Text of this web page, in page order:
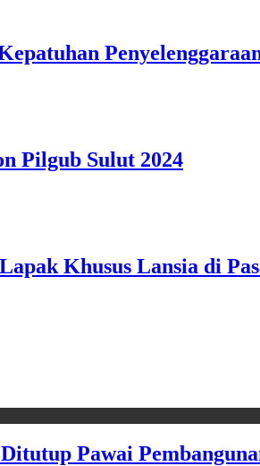
Pilgub Sulut 2024
Khusus Lansia di
Pawai